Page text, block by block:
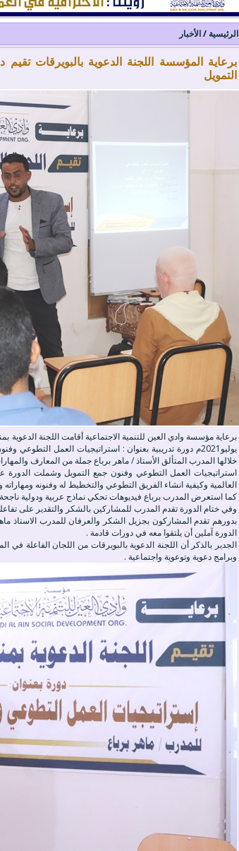
الرئيسية /الأخبار
برعاية المؤسسة اللجنة الدعوية بالبويرقات
التمويل
خلالها المدرب المتألق الأستاذ / ماهر برباع جملة من المعارف
استراتيجيات العمل التطوعي وفنون جمع التمويل وشملت الدورة
العالمية وكيفية انشاء الفريق التطوعي والتخطيط له وفنونه
كما استعرض المدرب برباع فيديوهات تحكي نماذج عربية ودولية
وفي ختام الدورة تقدم المدرب للمشاركين بالشكر والتقدير على
بدورهم تقدم المشاركون بجزيل الشكر والعرفان للمدرب الاستاذ
الدورة آملين أن يلتقوا معه في دورات قادمة .
الجدير بالذكر أن اللجنة الدعوية بالبويرقات من اللجان
وبرامج دعوية وتوعوية واجتماعية .